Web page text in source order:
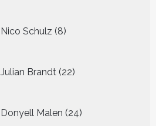
Nico Schulz 8
producten
Julian Brandt 22
producten
Donyell Malen 24
producten